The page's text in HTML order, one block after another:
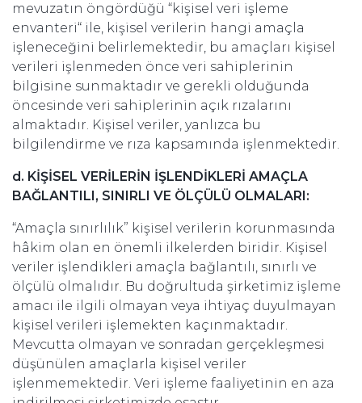
mevuzatın öngördüğü “kişisel veri işleme
envanteri“ ile, kişisel verilerin hangi amaçla
işleneceğini belirlemektedir, bu amaçları kişisel
verileri işlenmeden önce veri sahiplerinin
bilgisine sunmaktadır ve gerekli olduğunda
öncesinde veri sahiplerinin açık rızalarını
almaktadır. Kişisel veriler, yanlızca bu
bilgilendirme ve rıza kapsamında işlenmektedir.
d. KİŞİSEL VERİLERİN İŞLENDİKLERİ AMAÇLA
BAĞLANTILI, SINIRLI VE ÖLÇÜLÜ OLMALARI:
“Amaçla sınırlılık” kişisel verilerin korunmasında
hâkim olan en önemli ilkelerden biridir. Kişisel
veriler işlendikleri amaçla bağlantılı, sınırlı ve
ölçülü olmalıdır. Bu doğrultuda şirketimiz işleme
amacı ile ilgili olmayan veya ihtiyaç duyulmayan
kişisel verileri işlemekten kaçınmaktadır.
Mevcutta olmayan ve sonradan gerçekleşmesi
düşünülen amaçlarla kişisel veriler
işlenmemektedir. Veri işleme faaliyetinin en aza